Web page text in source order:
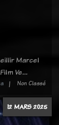
Marcel
Ve…
Non Classé
12 MARS 2025